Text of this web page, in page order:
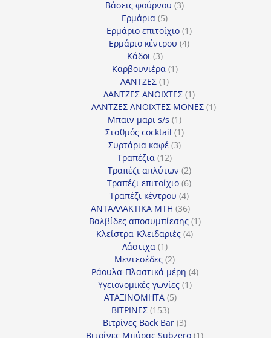
Βάσεις φούρνου 33
Ερμάρια 55
προϊόντα
Ερμάριο επιτοίχιο 11
προϊόν
Ερμάριο κέντρου 44
Κάδοι 33
προϊόντα
Καρβουνιέρα 11
ΛΑΝΤΖΕΣ 11
προϊόν
ΛΑΝΤΖΕΣ ΑΝΟΙΧΤΕΣ 11
προϊόν
ΛΑΝΤΖΕΣ ΑΝΟΙΧΤΕΣ ΜΟΝΕΣ 11
Μπαιν μαρι s/s 11
προϊόν
Σταθμός cocktail 11
Συρτάρια καφέ 33
Τραπέζια 1212
προϊόντα
Τραπέζι απλύτων 22
προϊόντα
Τραπέζι επιτοίχιο 66
προϊόντα
Τραπέζι κέντρου 44
προϊόντα
ΑΝΤΑΛΛΑΚΤΙΚΑ MTH 3636
προϊόντα
Βαλβίδες αποσυμπίεσης 11
Κλείστρα-Κλειδαριές 44
Λάστιχα 11
προϊόν
Μεντεσέδες 22
προϊόντα
Ράουλα-Πλαστικά μέρη 44
Υγειονομικές γωνίες 11
ΑΤΑΞΙΝΟΜΗΤΑ 55
ΒΙΤΡΙΝΕΣ 153153
προϊόντα
Βιτρίνες Back Bar 33
προϊόντα
Βιτρίνες Mπύρας Subzero 11